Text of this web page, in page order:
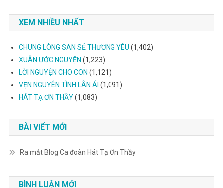
XEM NHIỀU NHẤT
CHUNG LÒNG SAN SẺ THƯƠNG YÊU (1,402)
XUÂN ƯỚC NGUYỆN (1,223)
LỜI NGUYỆN CHO CON (1,121)
VẸN NGUYÊN TÌNH LÂN ÁI (1,091)
HÁT TẠ ƠN THẦY(1,083)
BÀI VIẾT MỚI
Ra mắt Blog Ca đoàn Hát Tạ Ơn Thầy
BÌNH LUẬN MỚI